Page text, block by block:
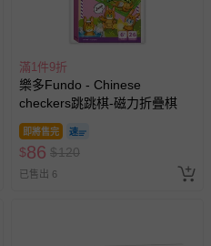
規定，不適用七天鑑賞期/猶
或解約時即將逾期（例如生鮮
日書、姓名貼等）。
籍如經拆封、使用，則酌收整
內容或一經提供即為完成之線
滿1件9折
樂多Fundo - Chinese
checkers跳跳棋-磁力折疊棋
即將售完
$86 $120
已售出 6